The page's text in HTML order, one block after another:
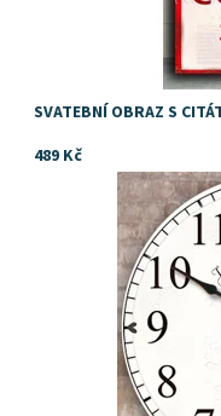
SVATEBNÍ OBRAZ S
489 Kč
Dárek pro hasiče ke
Dostupnost:
Skladem